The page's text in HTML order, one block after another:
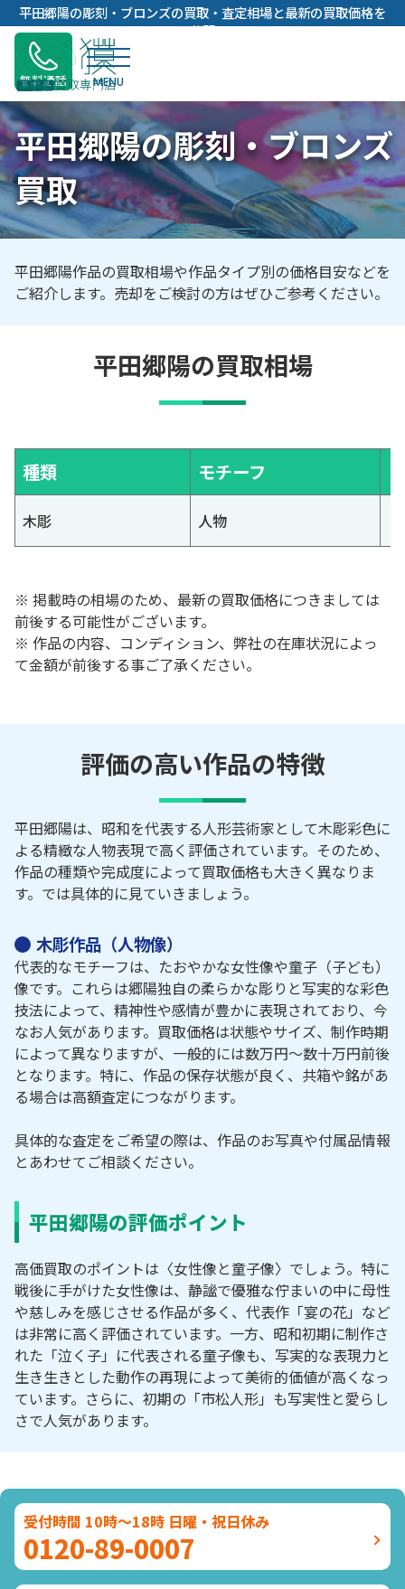
内
容
キ
プ
平田郷陽の彫刻・ブロンズの買取・査定相場と最新の買取価格を
公開
無料通話
平田郷陽の彫刻・ブロンズ
買取
平田郷陽作品の買取相場や作品タイプ別の価格目安などを
ご紹介します。売却をご検討の方はぜひご参考ください。
平田郷陽の買取相場
種類 モチーフ
木彫 人物
※ 掲載時の相場のため、最新の買取価格につきましては
前後する可能性がございます。
※ 作品の内容、コンディション、弊社の在庫状況によっ
て金額が前後する事ご了承ください。
評価の高い作品の特徴
平田郷陽は、昭和を代表する人形芸術家として木彫彩色に
よる精緻な人物表現で高く評価されています。そのため、
作品の種類や完成度によって買取価格も大きく異なりま
す。では具体的に見ていきましょう。
木彫作品（人物像）
代表的なモチーフは、たおやかな女性像や童子（子ども）
像です。これらは郷陽独自の柔らかな彫りと写実的な彩色
技法によって、精神性や感情が豊かに表現されており、今
なお人気があります。買取価格は状態やサイズ、制作時期
によって異なりますが、一般的には数万円～数十万円前後
となります。特に、作品の保存状態が良く、共箱や銘があ
る場合は高額査定につながります。
具体的な査定をご希望の際は、作品のお写真や付属品情報
とあわせてご相談ください。
平田郷陽の評価ポイント
高価買取のポイントは〈女性像と童子像〉でしょう。特に
戦後に手がけた女性像は、静謐で優雅な佇まいの中に母性
や慈しみを感じさせる作品が多く、代表作「宴の花」など
は非常に高く評価されています。一方、昭和初期に制作さ
れた「泣く子」に代表される童子像も、写実的な表現力と
生き生きとした動作の再現によって美術的価値が高くなっ
ています。さらに、初期の「市松人形」も写実性と愛らし
さで人気があります。
受付時間 10時～18時 日曜・祝日休み
0120-89-0007